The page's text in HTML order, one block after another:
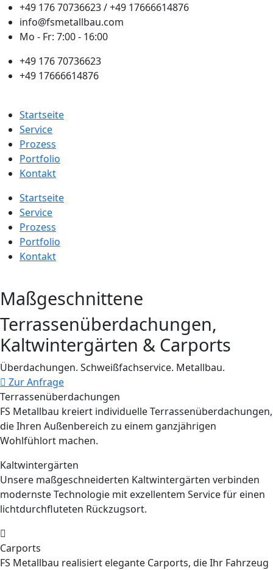
+49 176 70736623 / +49 17666614876
info@fsmetallbau.com
Mo - Fr: 7:00 - 16:00
+49 176 70736623
+49 17666614876
Startseite
Service
Prozess
Portfolio
Kontakt
Startseite
Service
Prozess
Portfolio
Kontakt
Maßgeschnittene
Terrassenüberdachungen,
Kaltwintergärten & Carports
Überdachungen. Schweißfachservice. Metallbau.
Zur Anfrage
Terrassenüberdachungen
FS Metallbau kreiert individuelle Terrassenüberdachungen,
die Ihren Außenbereich zu einem ganzjährigen
Wohlfühlort machen.
Kaltwintergärten
Unsere maßgeschneiderten Kaltwintergärten verbinden
modernste Technologie mit exzellentem Service für einen
lichtdurchfluteten Rückzugsort.
Carports
FS Metallbau realisiert elegante Carports, die Ihr Fahrzeug